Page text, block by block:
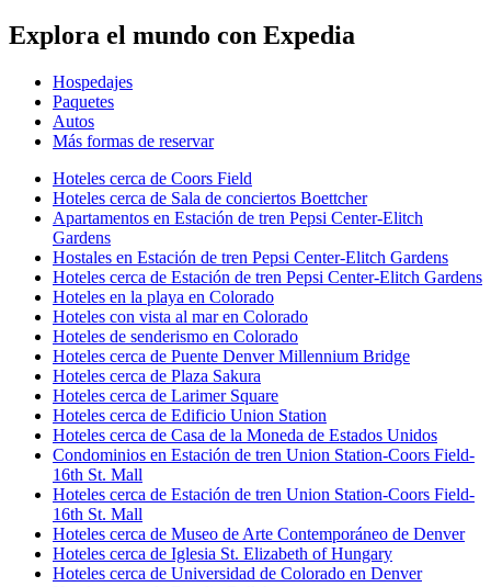
Explora el mundo con Expedia
Hospedajes
Paquetes
Autos
Más formas de reservar
Hoteles cerca de Coors Field
Hoteles cerca de Sala de conciertos Boettcher
Apartamentos en Estación de tren Pepsi Center-Elitch
Gardens
Hostales en Estación de tren Pepsi Center-Elitch Gardens
Hoteles cerca de Estación de tren Pepsi Center-Elitch Gardens
Hoteles en la playa en Colorado
Hoteles con vista al mar en Colorado
Hoteles de senderismo en Colorado
Hoteles cerca de Puente Denver Millennium Bridge
Hoteles cerca de Plaza Sakura
Hoteles cerca de Larimer Square
Hoteles cerca de Edificio Union Station
Hoteles cerca de Casa de la Moneda de Estados Unidos
Condominios en Estación de tren Union Station-Coors Field-
16th St. Mall
Hoteles cerca de Estación de tren Union Station-Coors Field-
16th St. Mall
Hoteles cerca de Museo de Arte Contemporáneo de Denver
Hoteles cerca de Iglesia St. Elizabeth of Hungary
Hoteles cerca de Universidad de Colorado en Denver